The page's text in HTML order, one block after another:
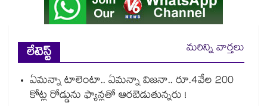
లేటెస్ట్
మరిన్ని వార్తలు
ఏమన్నా టాలెంటా.. ఏమన్నా విజనా.. రూ.4వేల 200
కోట్ల రోడ్డును ఫ్యాన్లతో ఆరబెడుతున్నరు !